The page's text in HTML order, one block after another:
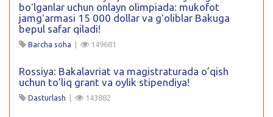
boʻlganlar uchun onlayn olimpiada: mukofot
jamgʻarmasi 15 000 dollar va gʻoliblar Bakuga
bepul safar qiladi!
Barcha soha | 149681
Rossiya: Bakalavriat va magistraturada o’qish
uchun to’liq grant va oylik stipendiya!
Dasturlash | 143882